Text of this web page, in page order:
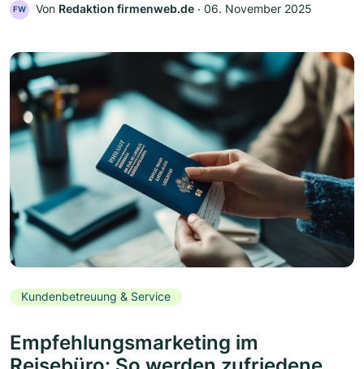
FW Von Redaktion firmenweb.de ‧ 06. November 2025
Kundenbetreuung & Service
Empfehlungsmarketing im